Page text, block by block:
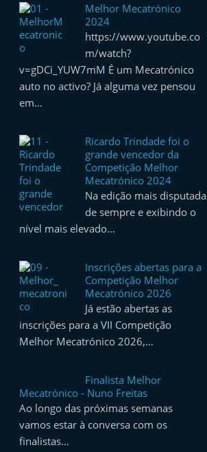
a
l
Melhor Mecatrónico
2024
https://www.youtube.co
m/watch?
v=gDCi_YUW7mM É um Mecatrónico
auto no activo? Já alguma vez pensou
em…
Ricardo Trindade foi o
grande vencedor da
Competição Melhor
Mecatrónico 2024
Na edição mais disputada
de sempre e exibindo o
nível mais elevado…
Inscrições abertas para a
Competição Melhor
Mecatrónico 2026
Já estão abertas as
inscrições para a VII Competição
Melhor Mecatrónico 2026,…
Finalista Melhor
Mecatrónico - Nuno Freitas
Ao longo das próximas semanas
vamos estar à conversa com os
finalistas…